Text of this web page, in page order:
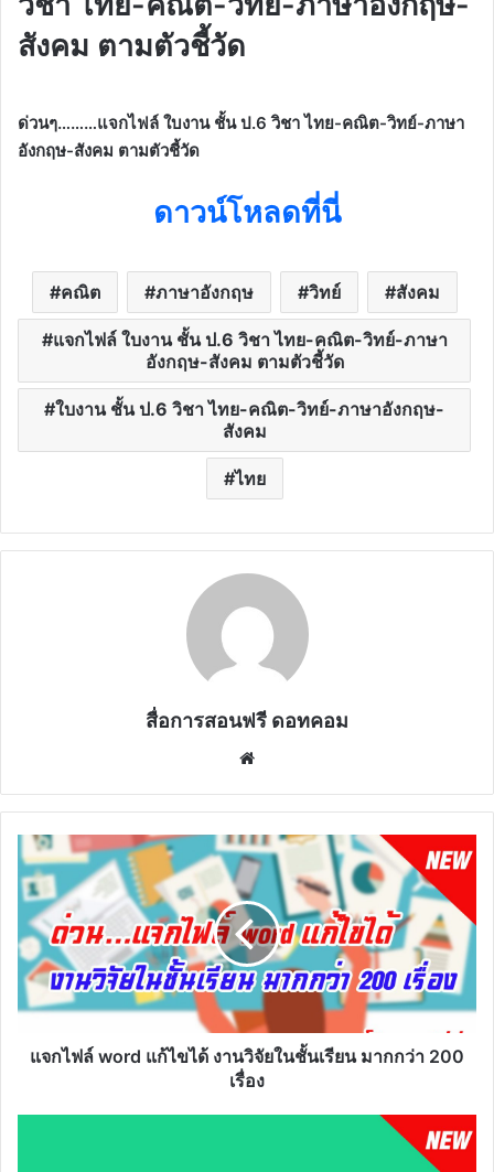
สังคม ตามตัวชี้วัด
ด่วนๆ………แจกไฟล์ ใบงาน ชั้น ป.6 วิชา ไทย-คณิต-วิทย์-ภาษา
อังกฤษ-สังคม ตามตัวชี้วัด
ดาวน์โหลดที่นี่
คณิต ภาษาอังกฤษ วิทย์ สังคม
แจกไฟล์ ใบงาน ชั้น ป.6 วิชา ไทย-คณิต-วิทย์-ภาษา
อังกฤษ-สังคม ตามตัวชี้วัด
ใบงาน ชั้น ป.6 วิชา ไทย-คณิต-วิทย์-ภาษาอังกฤษ-
สังคม
ไทย
สื่อการสอนฟรี ดอทคอม
แจก
ไฟล์
word
แก้ไข
ได้
งาน
วิจัย
ใน
เรียน
แจกไฟล์ word แก้ไขได้ งานวิจัยในชั้นเรียน มากกว่า 200
เรื่อง